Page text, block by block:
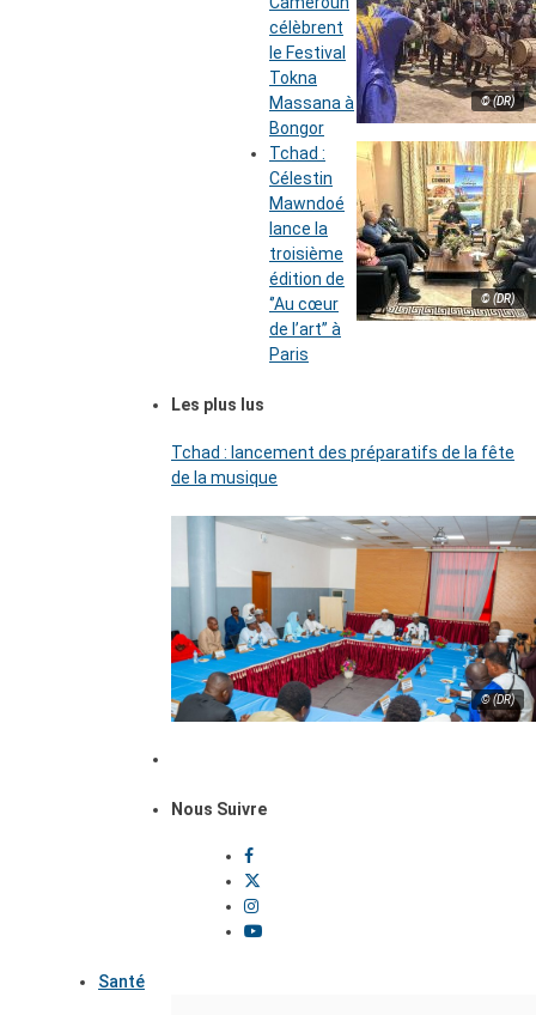
© (DR)
célèbrent
le Festival
Tokna
Massana à
Bongor
© (DR)
Tchad :
Célestin
Mawndoé
lance la
troisième
édition de
‘’Au cœur
de l’art’’ à
Paris
Les plus lus
Tchad : lancement des préparatifs de la fête
de la musique
© (DR)
Nous Suivre
Santé